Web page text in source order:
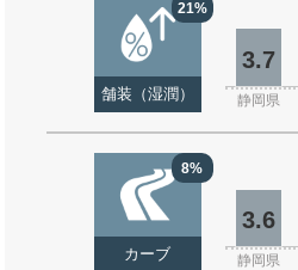
21%
舗装（湿潤）
3.7
静岡県
8%
カーブ
3.6
静岡県